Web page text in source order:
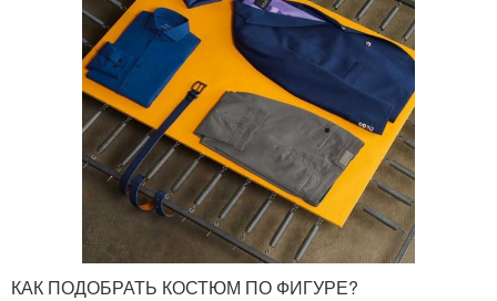
КАК ПОДОБРАТЬ КОСТЮМ ПО ФИГУРЕ?